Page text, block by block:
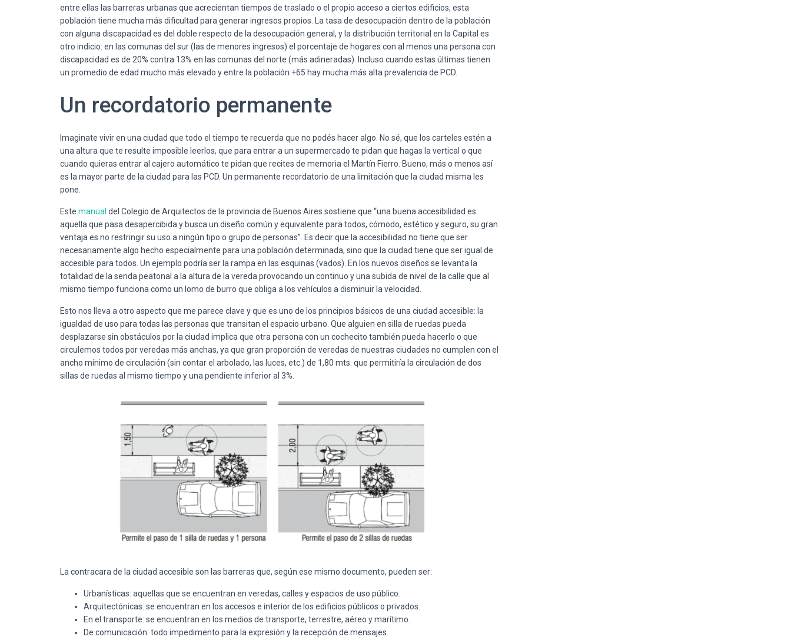
entre ellas las barreras urbanas que acrecientan tiempos de traslado o el propio acceso a ciertos edificios, esta
población tiene mucha más dificultad para generar ingresos propios. La tasa de desocupación dentro de la población
con alguna discapacidad es del doble respecto de la desocupación general, y la distribución territorial en la Capital es
otro indicio: en las comunas del sur (las de menores ingresos) el porcentaje de hogares con al menos una persona con
discapacidad es de 20% contra 13% en las comunas del norte (más adineradas). Incluso cuando estas últimas tienen
un promedio de edad mucho más elevado y entre la población +65 hay mucha más alta prevalencia de PCD.
Un recordatorio permanente
Imaginate vivir en una ciudad que todo el tiempo te recuerda que no podés hacer algo. No sé, que los carteles estén a
una altura que te resulte imposible leerlos, que para entrar a un supermercado te pidan que hagas la vertical o que
cuando quieras entrar al cajero automático te pidan que recites de memoria el Martín Fierro. Bueno, más o menos así
es la mayor parte de la ciudad para las PCD. Un permanente recordatorio de una limitación que la ciudad misma les
pone.
Este manual del Colegio de Arquitectos de la provincia de Buenos Aires sostiene que “una buena accesibilidad es
aquella que pasa desapercibida y busca un diseño común y equivalente para todos, cómodo, estético y seguro, su gran
ventaja es no restringir su uso a ningún tipo o grupo de personas”. Es decir que la accesibilidad no tiene que ser
necesariamente algo hecho especialmente para una población determinada, sino que la ciudad tiene que ser igual de
accesible para todos. Un ejemplo podría ser la rampa en las esquinas (vados). En los nuevos diseños se levanta la
totalidad de la senda peatonal a la altura de la vereda provocando un continuo y una subida de nivel de la calle que al
mismo tiempo funciona como un lomo de burro que obliga a los vehículos a disminuir la velocidad.
Esto nos lleva a otro aspecto que me parece clave y que es uno de los principios básicos de una ciudad accesible: la
igualdad de uso para todas las personas que transitan el espacio urbano. Que alguien en silla de ruedas pueda
desplazarse sin obstáculos por la ciudad implica que otra persona con un cochecito también pueda hacerlo o que
circulemos todos por veredas más anchas, ya que gran proporción de veredas de nuestras ciudades no cumplen con el
ancho mínimo de circulación (sin contar el arbolado, las luces, etc.) de 1,80 mts. que permitiría la circulación de dos
sillas de ruedas al mismo tiempo y una pendiente inferior al 3%.
La contracara de la ciudad accesible son las barreras que, según ese mismo documento, pueden ser:
Urbanísticas: aquellas que se encuentran en veredas, calles y espacios de uso público.
Arquitectónicas: se encuentran en los accesos e interior de los edificios públicos o privados.
En el transporte: se encuentran en los medios de transporte, terrestre, aéreo y marítimo.
De comunicación: todo impedimento para la expresión y la recepción de mensajes.